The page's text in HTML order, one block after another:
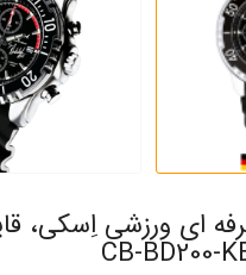
ای ورزشی اِسکی،